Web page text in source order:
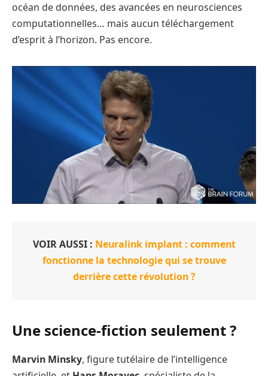
océan de données, des avancées en neurosciences
computationnelles… mais aucun téléchargement
d’esprit à l’horizon. Pas encore.
VOIR AUSSI : Neuralink implant : comment
fonctionne la technologie qui se trouve
derrière cette révolution ?
Une science-fiction seulement ?
Marvin Minsky, figure tutélaire de l’intelligence